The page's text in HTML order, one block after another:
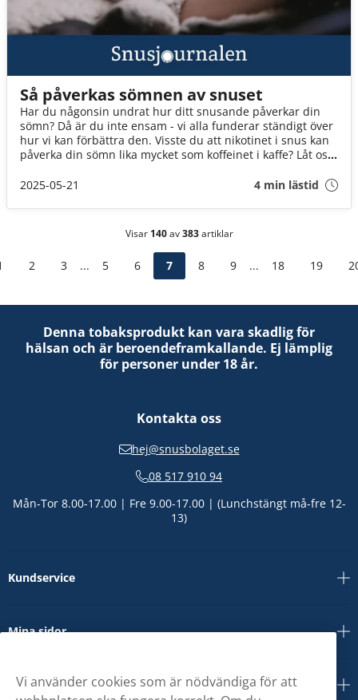
Så påverkas sömnen av snuset
Har du någonsin undrat hur ditt snusande påverkar din
sömn? Då är du inte ensam - vi alla funderar ständigt över
hur vi kan förbättra den. Visste du att nikotinet i snus kan
påverka din sömn lika mycket som koffeinet i kaffe? Låt oss
2025-05-21
4 min lästid
Visar 140av383artiklar
2 3 ... 5 6 7 8 9 ... 18 19
Denna tobaksprodukt kan vara skadlig för
hälsan och är beroendeframkallande. Ej lämplig
för personer under 18 år.
Kontakta oss
hej@snusbolaget.se
08 517 910 94
Mån-Tor 8.00-17.00 | Fre 9.00-17.00 | (Lunchstängt må-fre 12-
13)
Kundservice
Mina sidor
Om oss
Vi använder cookies som är nödvändiga för att